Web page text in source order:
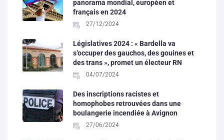
panorama mondial, européen et
français en 2024
27/12/2024
Législatives 2024 : « Bardella va
s’occuper des gauchos, des gouines et
des trans », promet un électeur RN
04/07/2024
Des inscriptions racistes et
homophobes retrouvées dans une
boulangerie incendiée à Avignon
27/06/2024